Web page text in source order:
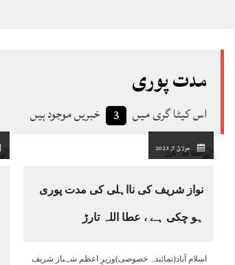
مدت پوری
اس کیٹا گری میں 3 خبریں موجود ہیں
جولائ 7, 2023
نواز شریف کی نااہلی کی مدت پوری
ہو چکی ہے ، عطا اللہ تارڑ
اسلام آباد(نمائندہ خصوصی)وزیرِ اعظم شہباز شریف